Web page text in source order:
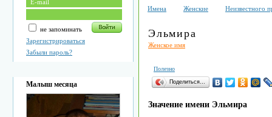
не запоминать
Зарегистрироваться
Забыли пароль?
Малыш месяца
Имена Женские Неизвестного
Эльмира
Женское имя
Полезно
Поделиться…
Значение имени Эльмира